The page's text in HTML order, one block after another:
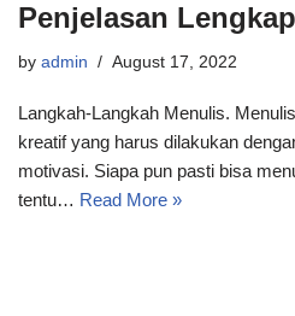
Penjelasan
by admin August 17, 2022
Langkah-Langkah Menulis.
kreatif yang harus dilakukan
motivasi. Siapa pun pasti bisa
tentu… Read More »